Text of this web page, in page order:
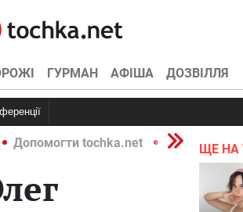
ГУРМАН АФІША ДОЗВІЛЛЯ
Допомогти tochka.net Війна вЩЕ НА